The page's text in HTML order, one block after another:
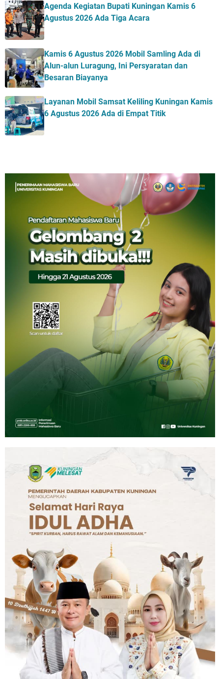
Agenda Kegiatan Bupati Kuningan Kamis 6
Agustus 2026 Ada Tiga Acara
Kamis 6 Agustus 2026 Mobil Samling Ada di
Alun-alun Luragung, Ini Persyaratan dan
Besaran Biayanya
Layanan Mobil Samsat Keliling Kuningan Kamis
6 Agustus 2026 Ada di Empat Titik